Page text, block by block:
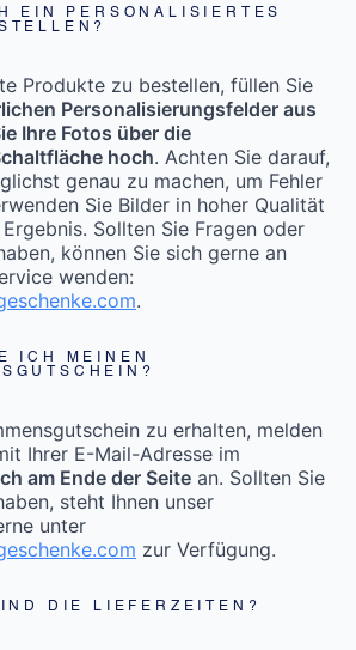
EIN PERSONALISIERTES
Produkte zu bestellen, füllen Sie
Personalisierungsfelder aus
Ihre Fotos über die
hoch. Achten Sie darauf,
genau zu machen, um Fehler
Sie Bilder in hoher Qualität
Sollten Sie Fragen oder
können Sie sich gerne an
wenden:
.
ICH MEINEN
zu erhalten, melden
Ihrer E-Mail-Adresse im
am Ende der Seite an. Sollten Sie
steht Ihnen unser
unter
zur Verfügung.
DIE LIEFERZEITEN?